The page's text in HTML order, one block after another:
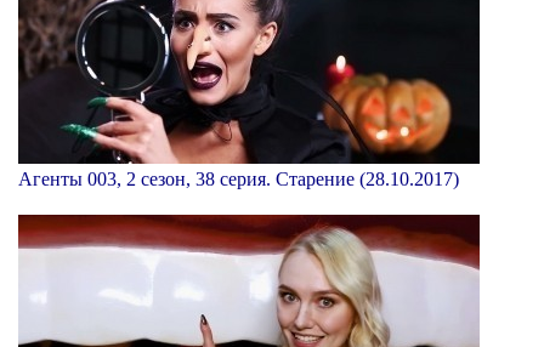
Агенты 003, 2 сезон, 38 серия. Старение (28.10.2017)